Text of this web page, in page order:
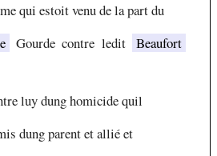
qui estoit venu de la part du
Gourde contre ledit Beaufort
luy dung homicide quil
dung parent et allié et